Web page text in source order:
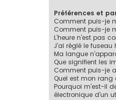
Préférences et
Comment puis-je
Comment puis-je
L’heure n’est pas
J’ai réglé le fuseau
Ma langue
Que signifient les
Comment puis-je
Quel est mon
Pourquoi m’est-il
électronique d’un